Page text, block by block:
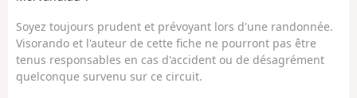
Soyez toujours prudent et prévoyant lors d'une randonnée.
Visorando et l'auteur de cette fiche ne pourront pas être
tenus responsables en cas d'accident ou de désagrément
quelconque survenu sur ce circuit.